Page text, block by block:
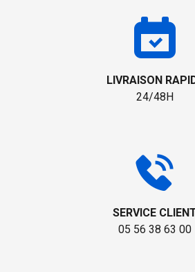
LIVRAISON
24/48H
SERVICE
05 56 38 63 00